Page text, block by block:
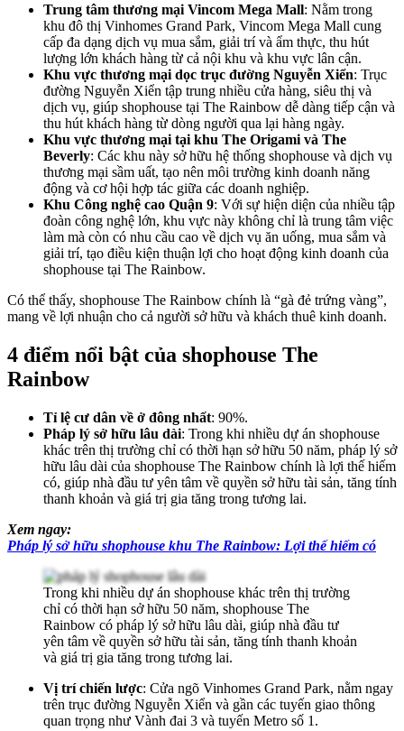
Trung tâm thương mại Vincom Mega Mall: Nằm trong
khu đô thị Vinhomes Grand Park, Vincom Mega Mall cung
cấp đa dạng dịch vụ mua sắm, giải trí và ẩm thực, thu hút
lượng lớn khách hàng từ cả nội khu và khu vực lân cận.
Khu vực thương mại dọc trục đường Nguyễn Xiển: Trục
đường Nguyễn Xiển tập trung nhiều cửa hàng, siêu thị và
dịch vụ, giúp shophouse tại The Rainbow dễ dàng tiếp cận và
thu hút khách hàng từ dòng người qua lại hàng ngày.
Khu vực thương mại tại khu The Origami và The
Beverly: Các khu này sở hữu hệ thống shophouse và dịch vụ
thương mại sầm uất, tạo nên môi trường kinh doanh năng
động và cơ hội hợp tác giữa các doanh nghiệp.
Khu Công nghệ cao Quận 9: Với sự hiện diện của nhiều tập
đoàn công nghệ lớn, khu vực này không chỉ là trung tâm việc
làm mà còn có nhu cầu cao về dịch vụ ăn uống, mua sắm và
giải trí, tạo điều kiện thuận lợi cho hoạt động kinh doanh của
shophouse tại The Rainbow.
Có thể thấy, shophouse The Rainbow chính là “gà đẻ trứng vàng”,
mang về lợi nhuận cho cả người sở hữu và khách thuê kinh doanh.
4 điểm nổi bật của shophouse The
Rainbow
Tỉ lệ cư dân về ở đông nhất: 90%.
Pháp lý sở hữu lâu dài: Trong khi nhiều dự án shophouse
khác trên thị trường chỉ có thời hạn sở hữu 50 năm, pháp lý sở
hữu lâu dài của shophouse The Rainbow chính là lợi thế hiếm
có, giúp nhà đầu tư yên tâm về quyền sở hữu tài sản, tăng tính
thanh khoản và giá trị gia tăng trong tương lai.
Xem ngay:
Pháp lý sở hữu shophouse khu The Rainbow: Lợi thế hiếm có
Trong khi nhiều dự án shophouse khác trên thị trường
chỉ có thời hạn sở hữu 50 năm, shophouse The
Rainbow có pháp lý sở hữu lâu dài, giúp nhà đầu tư
yên tâm về quyền sở hữu tài sản, tăng tính thanh khoản
và giá trị gia tăng trong tương lai.
Vị trí chiến lược: Cửa ngõ Vinhomes Grand Park, nằm ngay
trên trục đường Nguyễn Xiển và gần các tuyến giao thông
quan trọng như Vành đai 3 và tuyến Metro số 1.